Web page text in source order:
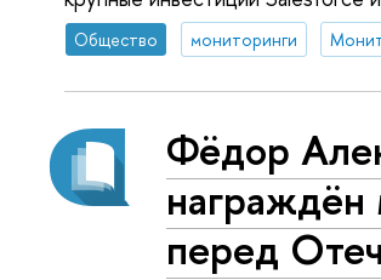
Общество мониторинги
Фёдор
награждён
перед